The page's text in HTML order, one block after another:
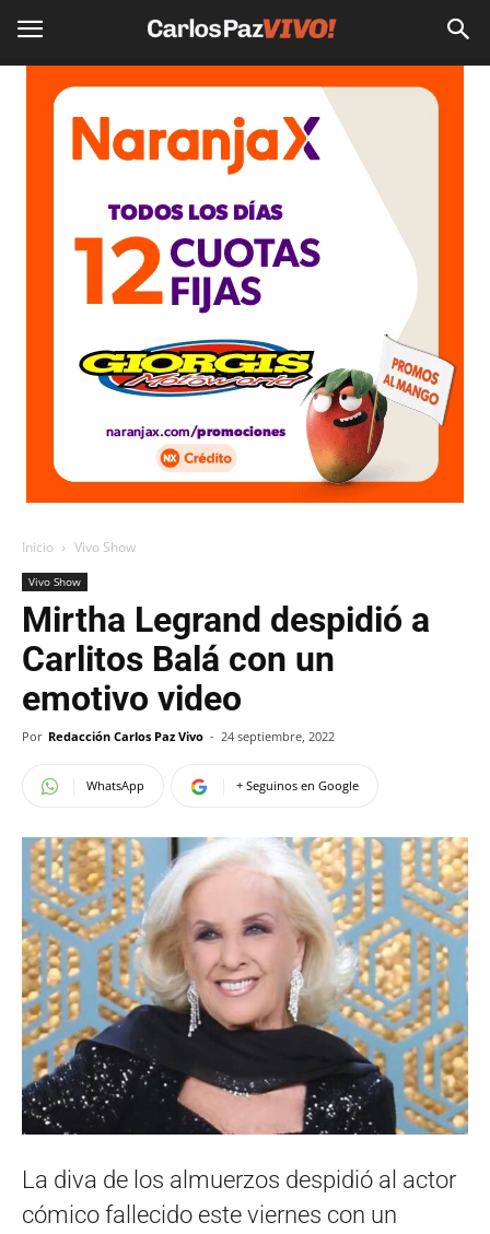
Inicio Vivo Show
Vivo Show
Mirtha Legrand despidió a
Carlitos Balá con un
emotivo video
Por Redacción Carlos Paz Vivo - 24 septiembre, 2022
WhatsApp + Seguinos en Google
La diva de los almuerzos despidió al actor
cómico fallecido este viernes con un